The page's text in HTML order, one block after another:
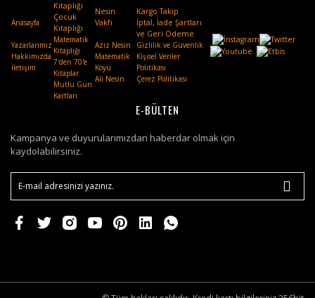
Anasayfa
Yazarlarımız
Hakkımızda
İletişim
Kitaplığı
Çocuk
Kitaplığı
Matematik
Kitaplığı
7'den 70'e
Kitaplar
Mutlu Gün
Kartları
Nesin
Vakfı
Aziz Nesin
Matematik
Köyü
Ali Nesin
Kargo Takip
İptal, İade Şartları
ve Geri Ödeme
Gizlilik ve Güvenlik
Kişisel Veriler
Politikası
Çerez Politikası
E-BÜLTEN
Kampanya ve duyurularımızdan haberdar olmak için
kaydolabilirsiniz.